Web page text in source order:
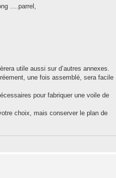
….parrel,
utile aussi sur d’autres annexes.
une fois assemblé, sera facile
pour fabriquer une voile de
choix, mais conserver le plan de